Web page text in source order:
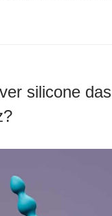
silicone